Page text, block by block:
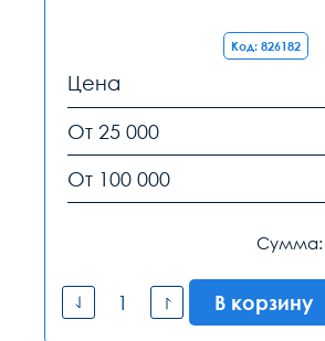
Код: 826182
Цена
От 25 000
От 100 000
Сумма:
В корзину